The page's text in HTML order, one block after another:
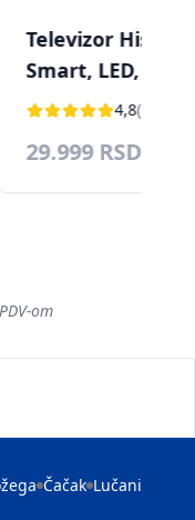
Televizor Hisense
Smart, LED, 4K
(190cm), DVB-T/
69.990 RSD
om
Čačak Lučani